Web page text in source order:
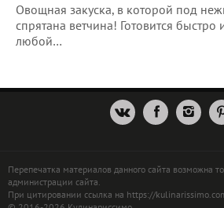
Овощная закуска, в которой под
спрятана ветчина! Готовится быстро
любой…
Перепечатка материалов данного сайта возможна
администрации сайта.
При цитировании ссылка на https://